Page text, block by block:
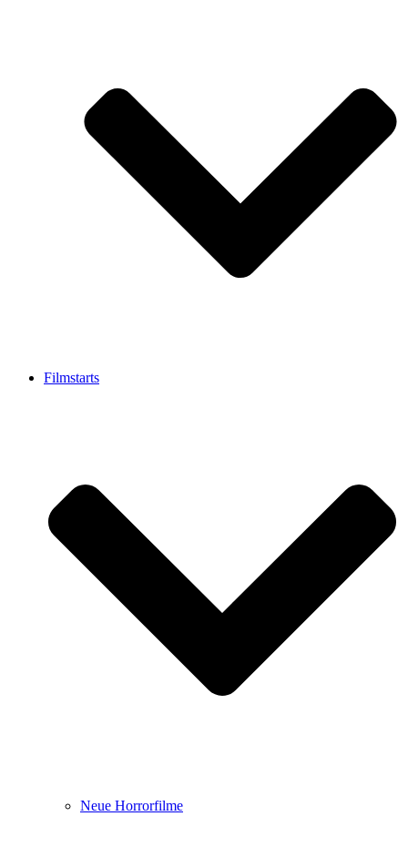
Filmstarts
Neue Horrorfilme